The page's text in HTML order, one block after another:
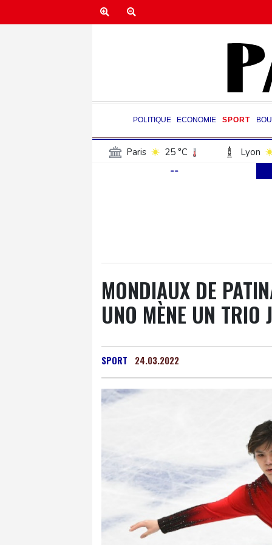
POLITIQUE ECONOMIE SPORT
Paris 25 °C Lyon
Luxembourg
--
MONDIAUX DE
UNO MÈNE UN TRIO
SPORT 24.03.2022